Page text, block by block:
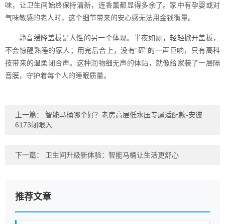
味，让卫生间始终保持清新，连香薰都显得多余了。家中有孕婴或对
气味敏感的老人时，这个细节带来的安心感无法用金钱衡量。
静音缓降盖板是人性的另一个体现。半夜如厕，轻轻掀开盖板，
不会惊醒熟睡的家人；用完后合上，没有“砰”的一声巨响，只有高科
技带来的温柔闭合声。这种润物细无声的体贴，就像给家装了一层隔
音膜，守护着每个人的睡眠质量。
上一篇： 智能马桶哪个好？老房高层低水压专属适配款-安彼
6173闭眼入
下一篇： 卫生间升级新体验：智能马桶让生活更舒心
推荐文章